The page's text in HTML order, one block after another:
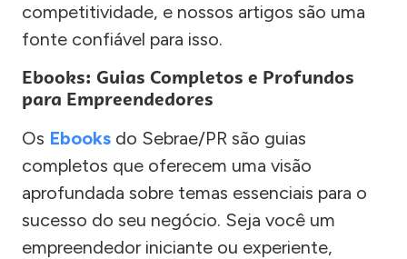
competitividade, e nossos artigos são uma
fonte confiável para isso.
Ebooks: Guias Completos e Profundos
para Empreendedores
Os Ebooks do Sebrae/PR são guias
completos que oferecem uma visão
aprofundada sobre temas essenciais para o
sucesso do seu negócio. Seja você um
empreendedor iniciante ou experiente,